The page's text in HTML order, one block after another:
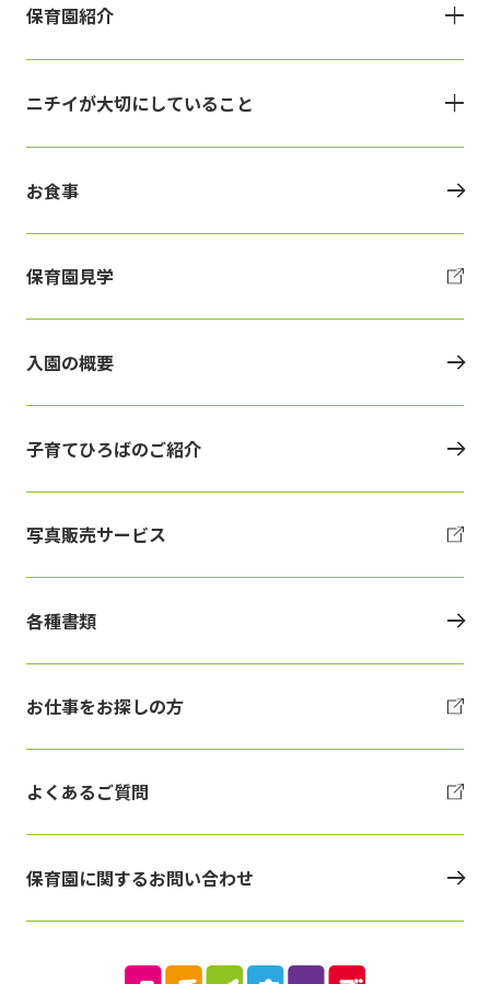
保育園紹介
ニチイが大切にしていること
お食事
保育園見学
入園の概要
子育てひろばのご紹介
写真販売サービス
各種書類
お仕事をお探しの方
よくあるご質問
保育園に関するお問い合わせ